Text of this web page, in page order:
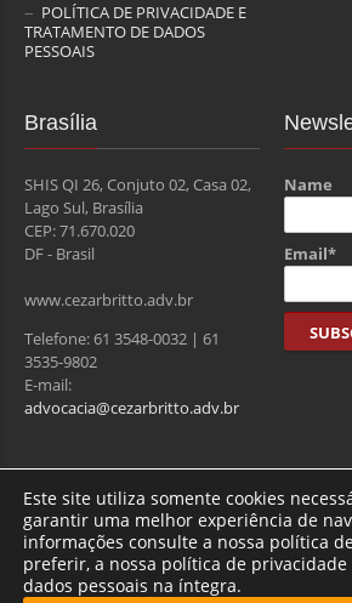
POLÍTICA DE PRIVACIDADE E
TRATAMENTO DE DADOS
PESSOAIS
Brasília
SHIS QI 26, Conjuto 02, Casa 02,
Lago Sul, Brasília
CEP: 71.670.020
DF - Brasil
www.cezarbritto.adv.br
Telefone: 61 3548-0032 | 61
3535-9802
E-mail:
advocacia@cezarbritto.adv.br
Name
Email*
Total de usuários : 275418
Este site utiliza somente cookies
garantir uma melhor experiência de
informações consulte a nossa política
preferir, a nossa política de
dados pessoais na íntegra.